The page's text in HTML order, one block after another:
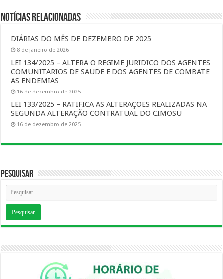
Notícias Relacionadas
DIÁRIAS DO MÊS DE DEZEMBRO DE 2025
8 de janeiro de 2026
LEI 134/2025 – ALTERA O REGIME JURIDICO DOS AGENTES
COMUNITARIOS DE SAUDE E DOS AGENTES DE COMBATE
AS ENDEMIAS
16 de dezembro de 2025
LEI 133/2025 – RATIFICA AS ALTERAÇOES REALIZADAS NA
SEGUNDA ALTERAÇÃO CONTRATUAL DO CIMOSU
16 de dezembro de 2025
Pesquisar